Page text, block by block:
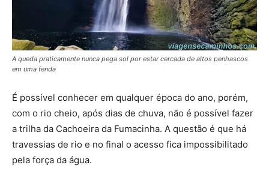
A queda praticamente nunca pega sol por estar cercada de altos penhascos
em uma fenda
É possível conhecer em qualquer época do ano, porém,
com o rio cheio, após dias de chuva, não é possível fazer
a trilha da Cachoeira da Fumacinha. A questão é que há
travessias de rio e no final o acesso fica impossibilitado
pela força da água.